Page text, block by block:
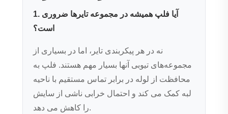
1. آیا فلپ همیشه در مجموعه تایرها ضروری
است؟
نه در هر پیکربندی تایر، اما در بسیاری از
مجموعه‌های تیوبی آنها بسیار مهم هستند. فلپ به
محافظت از لوله در برابر تماس مستقیم با ناحیه
لبه کمک می کند و احتمال خرابی ناشی از سایش
را کاهش می دهد.